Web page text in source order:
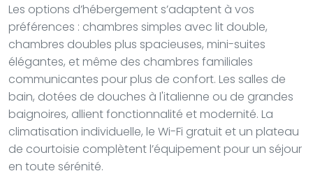
Les options d’hébergement s’adaptent à vos
préférences : chambres simples avec lit double,
chambres doubles plus spacieuses, mini-suites
élégantes, et même des chambres familiales
communicantes pour plus de confort. Les salles de
bain, dotées de douches à l'italienne ou de grandes
baignoires, allient fonctionnalité et modernité. La
climatisation individuelle, le Wi-Fi gratuit et un plateau
de courtoisie complètent l’équipement pour un séjour
en toute sérénité.